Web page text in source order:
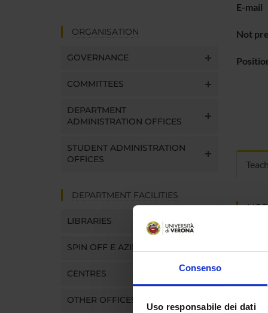
Consenso
Uso responsabile dei dati
ORGANISATION
GOVERNANCE
COMMITTEES
DEPARTMENT
ADMINISTRATION OFFICES
STUDENT ADMINISTRATION
OFFICES
DEPARTMENT FACILITIES
LIBRARIES
SPIN OFF E AZIENDE
CENTRES
OTHER OFFICES
E-mail
Not
COURSE